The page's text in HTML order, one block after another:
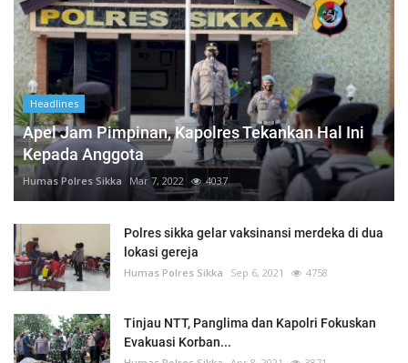
Headlines
Apel Jam Pimpinan, Kapolres Tekankan Hal Ini
Kepada Anggota
Humas Polres Sikka Mar 7, 2022 4037
Polres sikka gelar vaksinansi merdeka di dua
lokasi gereja
Humas Polres Sikka Sep 6, 2021 4758
Tinjau NTT, Panglima dan Kapolri Fokuskan
Evakuasi Korban...